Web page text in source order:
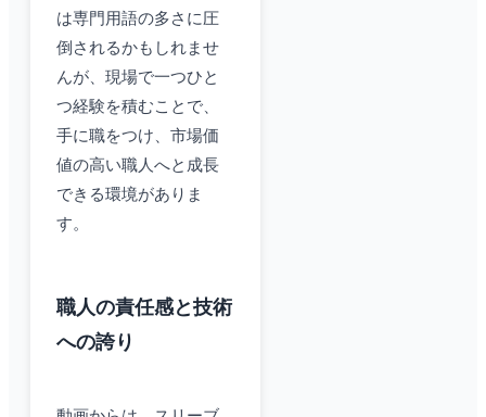
は専門用語の多さに圧
倒されるかもしれませ
んが、現場で一つひと
つ経験を積むことで、
手に職をつけ、市場価
値の高い職人へと成長
できる環境がありま
す。
職人の責任感と技術
への誇り